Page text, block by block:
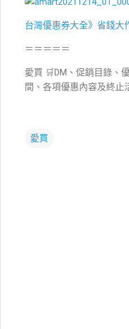
台灣優惠券大全》省錢大
＝＝＝＝＝
愛買 🛒DM、促銷目錄、
間、各項優惠內容及終
愛買